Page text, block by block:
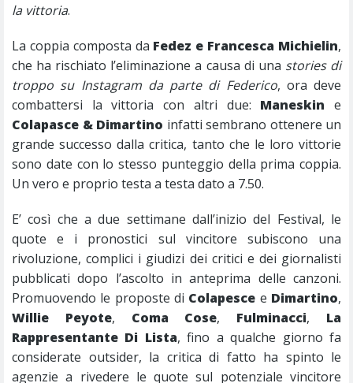
la vittoria.
La coppia composta da Fedez e Francesca Michielin,
che ha rischiato l’eliminazione a causa di una stories di
troppo su Instagram da parte di Federico, ora deve
combattersi la vittoria con altri due: Maneskin e
Colapasce & Dimartino infatti sembrano ottenere un
grande successo dalla critica, tanto che le loro vittorie
sono date con lo stesso punteggio della prima coppia.
Un vero e proprio testa a testa dato a 7.50.
E’ così che a due settimane dall’inizio del Festival, le
quote e i pronostici sul vincitore subiscono una
rivoluzione, complici i giudizi dei critici e dei giornalisti
pubblicati dopo l’ascolto in anteprima delle canzoni.
Promuovendo le proposte di Colapesce e Dimartino,
Willie
Peyote, Coma Cose, Fulminacci, La
Rappresentante Di Lista, fino a qualche giorno fa
considerate outsider, la critica di fatto ha spinto le
agenzie a rivedere le quote sul potenziale vincitore